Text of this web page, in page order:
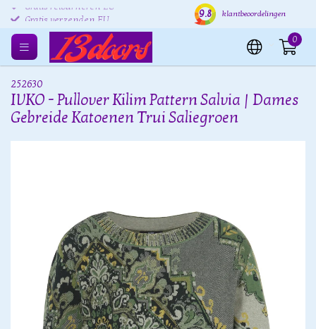
Gratis retourneren EU Verzending binnen 24 uur
9.8 klantbeoordelingen
0
252630
IVKO - Pullover Kilim Pattern Salvia | Dames
Gebreide Katoenen Trui Saliegroen